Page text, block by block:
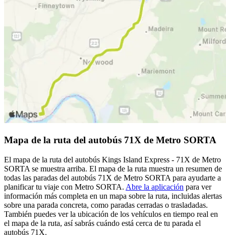
Mapa de la ruta del autobús 71X de Metro SORTA
El mapa de la ruta del autobús Kings Island Express - 71X de Metro
SORTA se muestra arriba. El mapa de la ruta muestra un resumen de
todas las paradas del autobús 71X de Metro SORTA para ayudarte a
planificar tu viaje con Metro SORTA. Abre la aplicación para ver
información más completa en un mapa sobre la ruta, incluidas alertas
sobre una parada concreta, como paradas cerradas o trasladadas.
También puedes ver la ubicación de los vehículos en tiempo real en
el mapa de la ruta, así sabrás cuándo está cerca de tu parada el
autobús 71X.